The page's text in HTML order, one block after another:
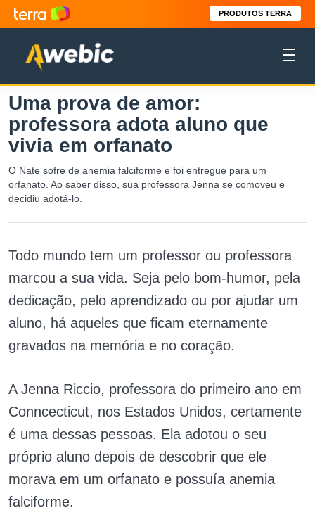
PRODUTOS TERRA
Uma prova de amor:
professora adota aluno que
vivia em orfanato
O Nate sofre de anemia falciforme e foi entregue para um
orfanato. Ao saber disso, sua professora Jenna se comoveu e
decidiu adotá-lo.
Todo mundo tem um professor ou professora
marcou a sua vida. Seja pelo bom-humor, pela
dedicação, pelo aprendizado ou por ajudar um
aluno, há aqueles que ficam eternamente
gravados na memória e no coração.
A Jenna Riccio, professora do primeiro ano em
Conncecticut, nos Estados Unidos, certamente
é uma dessas pessoas. Ela adotou o seu
próprio aluno depois de descobrir que ele
morava em um orfanato e possuía anemia
falciforme.